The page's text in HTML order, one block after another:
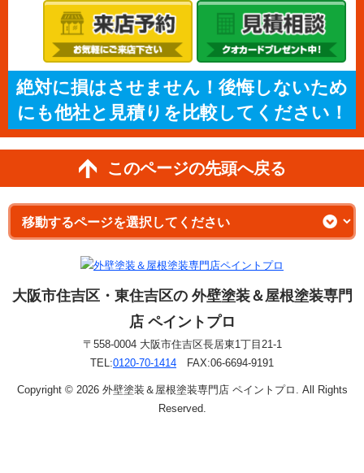
絶対に損はさせません！後悔しないため
にも他社と見積りを比較してください！
このページの先頭へ戻る
大阪市住吉区・東住吉区の 外壁塗装＆屋根塗装専門
店 ペイントプロ
〒558-0004 大阪市住吉区長居東1丁目21-1
TEL:0120-70-1414 FAX:06-6694-9191
Copyright © 2026 外壁塗装＆屋根塗装専門店 ペイントプロ. All Rights
Reserved.